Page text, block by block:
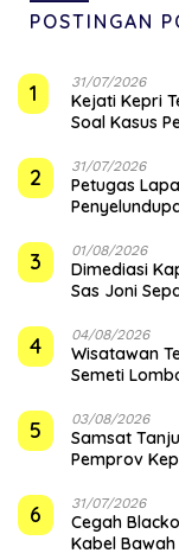
POSTINGAN
1 31/07/2026
Kejati Kepri
Soal Kasus
2 31/07/2026
Petugas
3 01/08/2026
Dimediasi
Sas Joni
4 04/08/2026
Wisatawan
Semeti
5 03/08/2026
Samsat
Pemprov
6 31/07/2026
Cegah
Kabel